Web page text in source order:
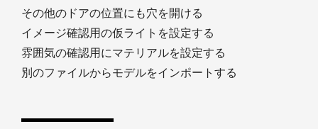
その他のドアの位置にも穴を開ける
イメージ確認用の仮ライトを設定する
雰囲気の確認用にマテリアルを設定する
別のファイルからモデルをインポートする